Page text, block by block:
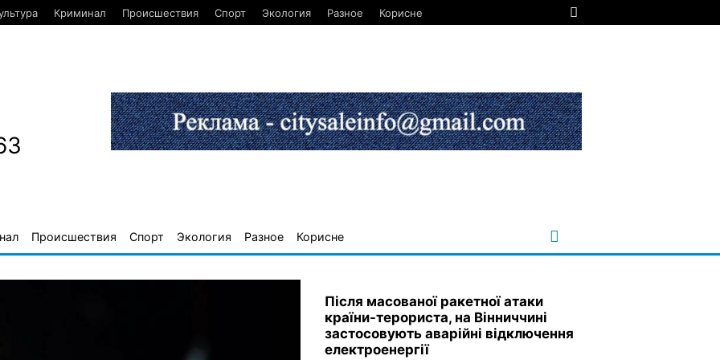
Криминал Происшествия Спорт Экология Разное Корисне
Происшествия Спорт Экология Разное Корисне
Після масованої ракетної атаки
країни-терориста, на Вінниччині
застосовують аварійні відключення
електроенергії